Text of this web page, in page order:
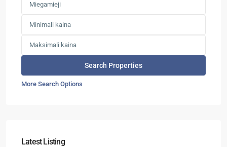
More Search Options
Latest Listing